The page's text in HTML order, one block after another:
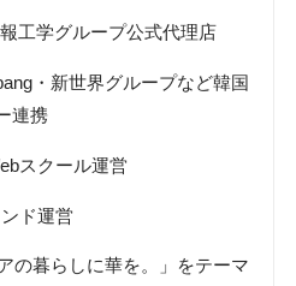
工学グループ公式代理店
・新世界グループなど韓国
連携
スクール運営
ド運営
の暮らしに華を。」をテーマ